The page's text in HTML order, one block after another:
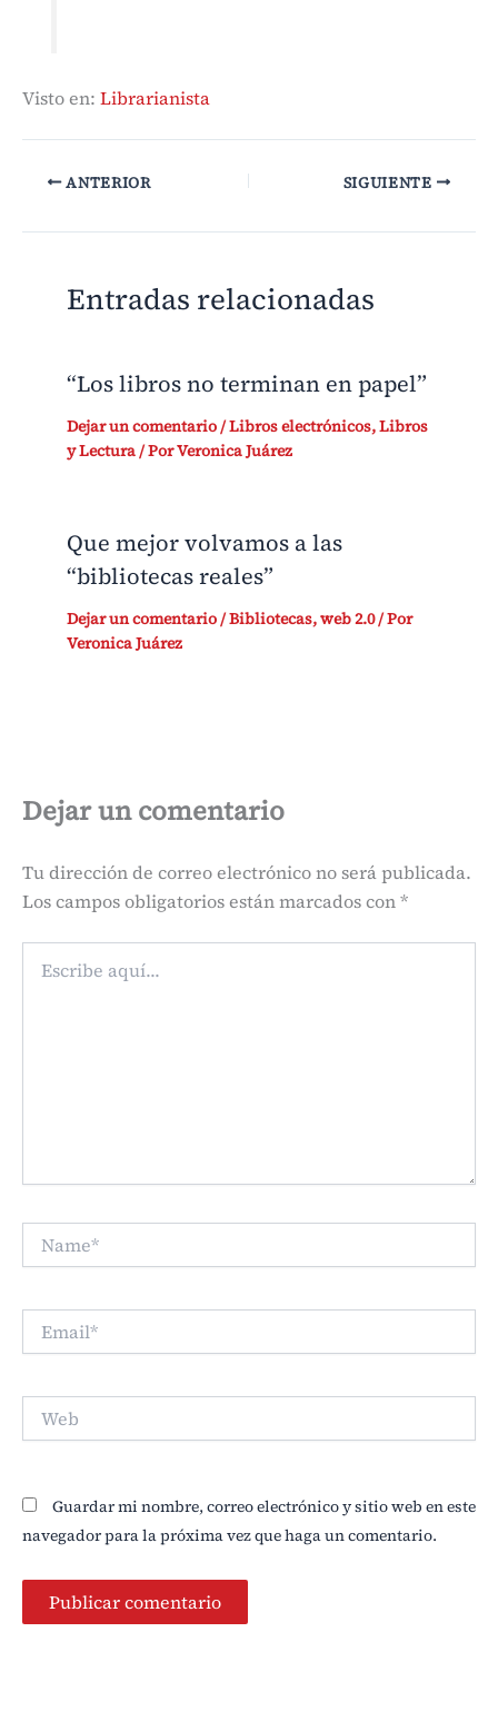
Visto en: Librarianista
ANTERIOR SIGUIENTE
Entradas relacionadas
“Los libros no terminan en papel”
Dejar un comentario/Libros electrónicos,Libros
y Lectura/ PorVeronica Juárez
Que mejor volvamos a las
“bibliotecas reales”
Dejar un comentario/Bibliotecas,web 2.0/ Por
Veronica Juárez
Dejar un comentario
Tu dirección de correo electrónico no será publicada.
Los campos obligatorios están marcados con*
aquí...
Guardar mi nombre, correo electrónico y sitio web en este
navegador para la próxima vez que haga un comentario.